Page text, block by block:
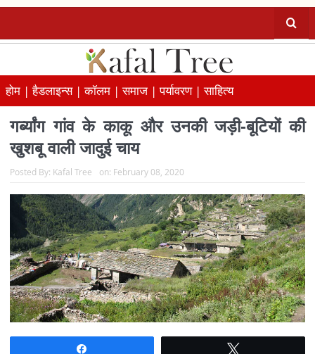
होम |हैडलाइन्स |कॉलम |समाज |पर्यावरण |साहित्य
गर्ब्यांग गांव के काकू और उनकी जड़ी-बूटियों की
खुशबू वाली जादुई चाय
Posted By: Kafal Tree on: February 08, 2020